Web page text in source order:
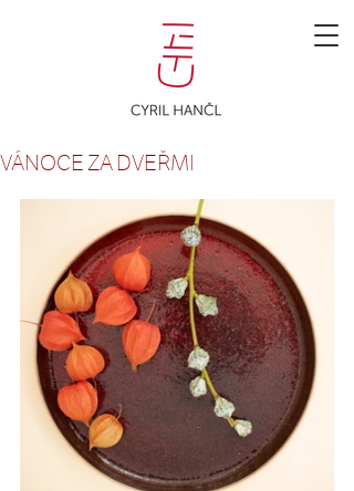
VÁNOCE ZA DVEŘMI